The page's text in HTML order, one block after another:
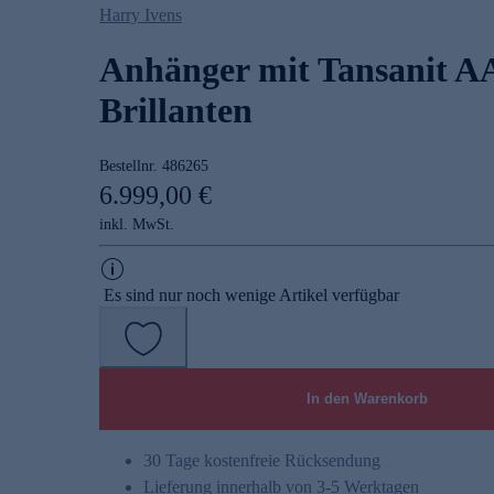
Harry Ivens
Anhänger mit Tansanit
Brillanten
Bestellnr. 486265
6.999,00 €
inkl. MwSt.
Es sind nur noch wenige Artikel verfügbar
In den Warenkorb
30 Tage kostenfreie Rücksendung
Lieferung innerhalb von 3-5 Werktagen